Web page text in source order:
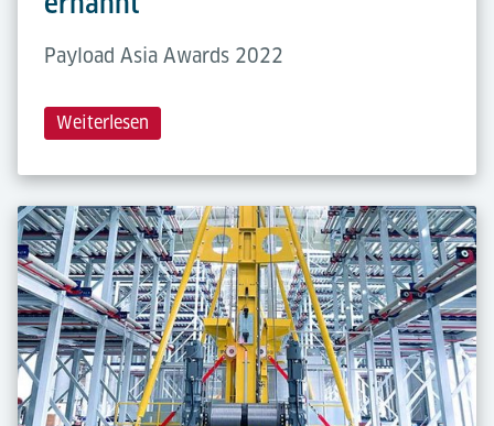
Payload Asia Awards 2022
Weiterlesen